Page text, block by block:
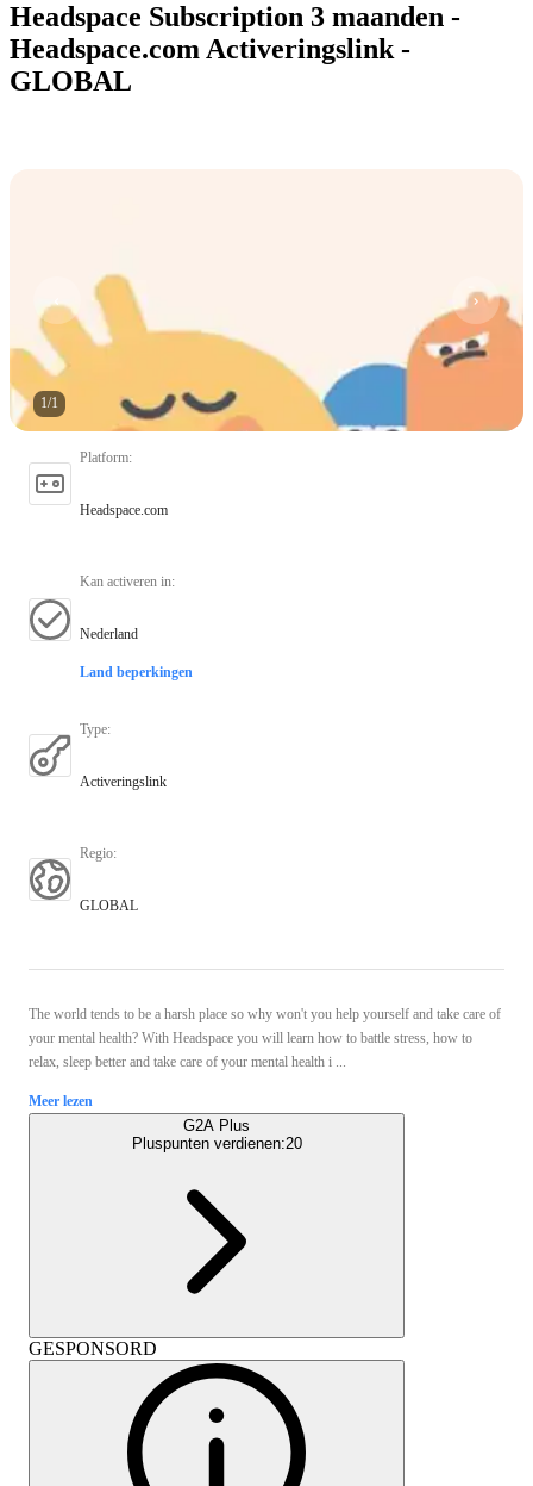
Headspace Subscription 3 maanden -
Headspace.com Activeringslink -
GLOBAL
1/1
Platform:
Headspace.com
Kan activeren in:
Nederland
Land beperkingen
Type:
Activeringslink
Regio:
GLOBAL
The world tends to be a harsh place so why won't you help yourself and take care of
your mental health? With Headspace you will learn how to battle stress, how to
relax, sleep better and take care of your mental health i ...
Meer lezen
G2A Plus
Pluspunten verdienen:20
GESPONSORD